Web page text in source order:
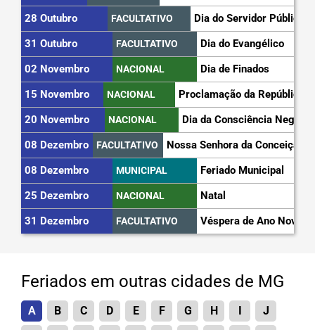
28 Outubro
FACULTATIVO
Dia do Servidor Público
31 Outubro
FACULTATIVO
Dia do Evangélico
02 Novembro
NACIONAL
Dia de Finados
15 Novembro
NACIONAL
Proclamação da República
20 Novembro
NACIONAL
Dia da Consciência Negra
08 Dezembro
FACULTATIVO
Nossa Senhora da Conceição
08 Dezembro
MUNICIPAL
Feriado Municipal
25 Dezembro
NACIONAL
Natal
31 Dezembro
FACULTATIVO Véspera de Ano Novo
Feriados em outras cidades de MG
A B C D E F G H I
J